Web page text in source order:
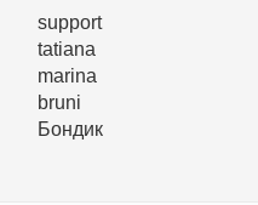
support
tatiana
marina
bruni
Бондик